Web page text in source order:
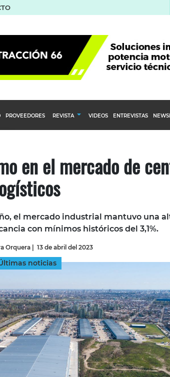
PROVEEDORES REVISTA
INGRESAR
VIDEOS ENTREVISTAS
en el mercado de
el mercado industrial mantuvo una
con mínimos históricos del 3,1%.
Orquera| 13 de abril del 2023
noticias